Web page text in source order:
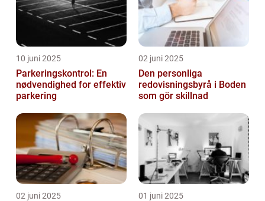
10 juni 2025
Parkeringskontrol: En
nødvendighed for effektiv
parkering
02 juni 2025
Den personliga
redovisningsbyrå i Boden
som gör skillnad
02 juni 2025 01 juni 2025